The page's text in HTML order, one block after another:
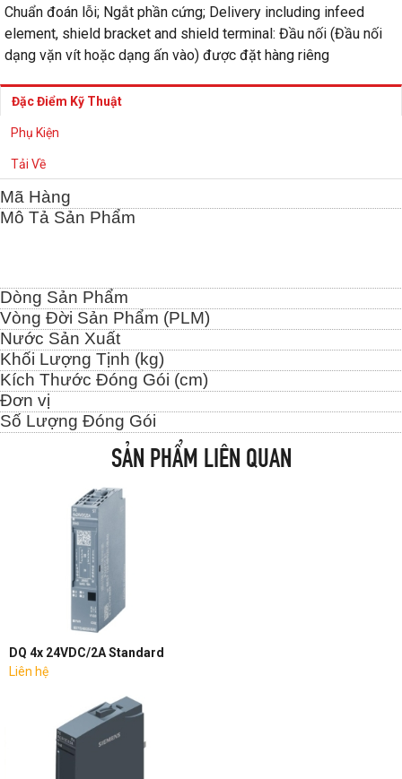
Chuẩn đoán lỗi; Ngắt phần cứng; Delivery including infeed
element, shield bracket and shield terminal: Đầu nối (Đầu nối
dạng vặn vít hoặc dạng ấn vào) được đặt hàng riêng
Đặc Điểm Kỹ Thuật
Phụ Kiện
Tải Về
Mã Hàng
Mô Tả Sản Phẩm
Dòng Sản Phẩm
Vòng Đời Sản Phẩm (PLM)
Nước Sản Xuất
Khối Lượng Tịnh (kg)
Kích Thước Đóng Gói (cm)
Đơn vị
Số Lượng Đóng Gói
SẢN PHẨM LIÊN QUAN
DQ 4x 24VDC/2A Standard
Liên hệ